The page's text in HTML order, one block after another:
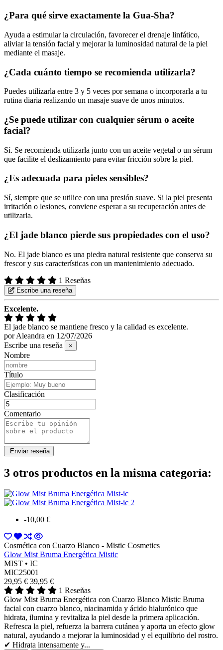
¿Para qué sirve exactamente la Gua-Sha?
Ayuda a estimular la circulación, favorecer el drenaje linfático,
aliviar la tensión facial y mejorar la luminosidad natural de la piel
mediante el masaje.
¿Cada cuánto tiempo se recomienda utilizarla?
Puedes utilizarla entre 3 y 5 veces por semana o incorporarla a tu
rutina diaria realizando un masaje suave de unos minutos.
¿Se puede utilizar con cualquier sérum o aceite
facial?
Sí. Se recomienda utilizarla junto con un aceite vegetal o un sérum
que facilite el deslizamiento para evitar fricción sobre la piel.
¿Es adecuada para pieles sensibles?
Sí, siempre que se utilice con una presión suave. Si la piel presenta
irritación o lesiones, conviene esperar a su recuperación antes de
utilizarla.
¿El jade blanco pierde sus propiedades con el uso?
No. El jade blanco es una piedra natural resistente que conserva su
frescor y sus características con un mantenimiento adecuado.
1 Reseñas
Escribe una reseña
Excelente.
El jade blanco se mantiene fresco y la calidad es excelente.
porAleandra en 12/07/2026
Escribe una reseña
×
Nombre
Título
Clasificación
Comentario
3 otros productos en la misma categoría:
-10,00 €
Cosmética con Cuarzo Blanco - Mistic Cosmetics
Glow Mist Bruma Energética Mistic
MIST • IC
MIC25001
29,95 € 39,95 €
1 Reseñas
Glow Mist Bruma Energética con Cuarzo Blanco Mistic Bruma
facial con cuarzo blanco, niacinamida y ácido hialurónico que
hidrata, ilumina y revitaliza la piel desde la primera aplicación.
Refresca la piel, refuerza la barrera cutánea y aporta un efecto glow
natural, ayudando a mejorar la luminosidad y el equilibrio del rostro.
✔ Hidrata intensamente y...